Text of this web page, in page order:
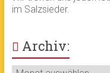
im Salzsieder.
Archiv:
Archiv: